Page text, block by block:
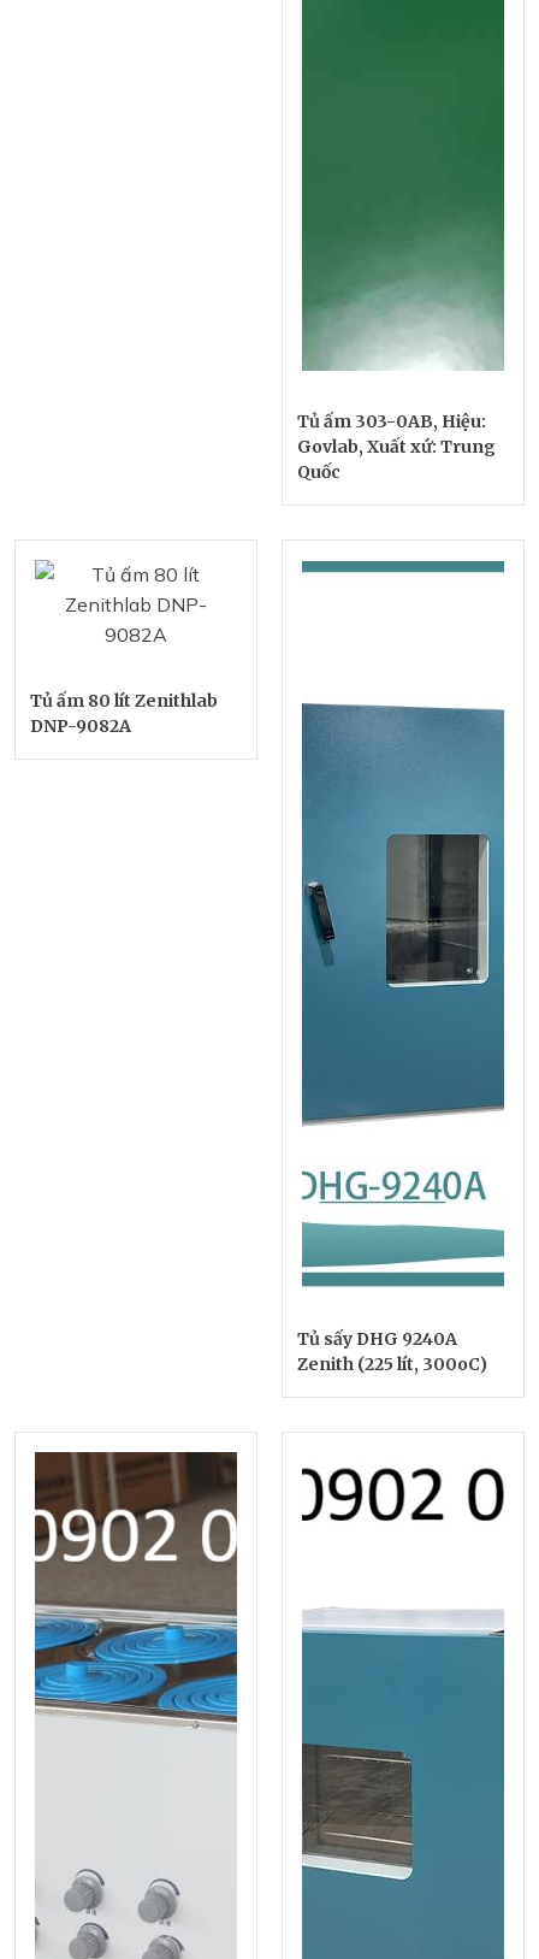
Tủ ấm 303-0AB, Hiệu:
Govlab, Xuất xứ: Trung
Quốc
Tủ ấm 80 lít Zenithlab
DNP-9082A
Tủ sấy DHG 9240A
Zenith (225 lít, 300oC)